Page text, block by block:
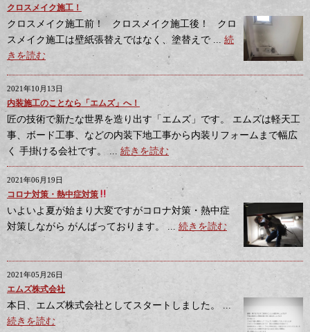
クロスメイク施工！
クロスメイク施工前！ クロスメイク施工後！ クロ
スメイク施工は壁紙張替えではなく、塗替えで ... 続
きを読む
2021年10月13日
内装施工のことなら「エムズ」へ！
匠の技術で新たな世界を造り出す「エムズ」です。 エムズは軽天工
事、ボード工事、などの内装下地工事から内装リフォームまで幅広
く 手掛ける会社です。 ... 続きを読む
2021年06月19日
コロナ対策・熱中症対策
いよいよ夏が始まり大変ですがコロナ対策・熱中症
対策しながら がんばっております。 ... 続きを読む
2021年05月26日
エムズ株式会社
本日、エムズ株式会社としてスタートしました。 ...
続きを読む